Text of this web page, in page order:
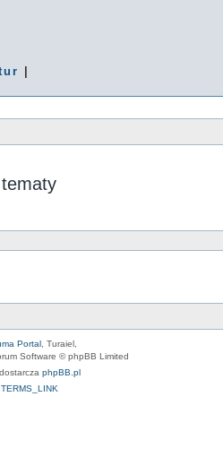
Portal , Turaiel,
Software © phpBB Limited
phpBB.pl
TERMS_LINK